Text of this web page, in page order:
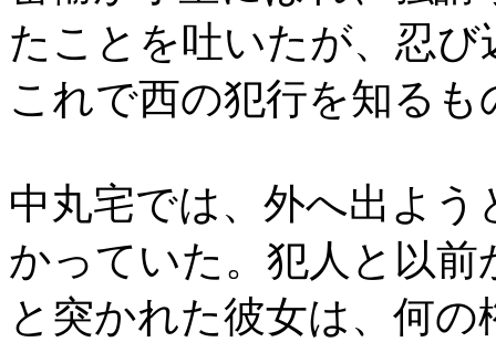
たことを吐いたが、忍
これで西の犯行を知る
中丸宅では、外へ出よ
かっていた。犯人と以
と突かれた彼女は、何